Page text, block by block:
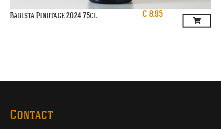
Barista Pinotage 2024 75cl € 8,95
Contact